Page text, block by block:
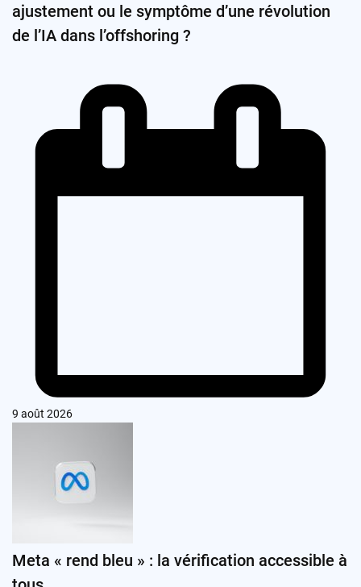
ajustement ou le symptôme d’une révolution
de l’IA dans l’offshoring ?
9 août 2026
Meta « rend bleu » : la vérification accessible à